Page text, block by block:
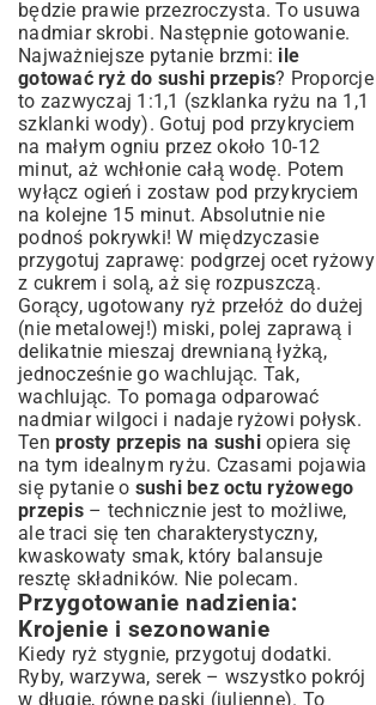
będzie prawie przezroczysta. To usuwa
nadmiar skrobi. Następnie gotowanie.
Najważniejsze pytanie brzmi: ile
gotować ryż do sushi przepis? Proporcje
to zazwyczaj 1:1,1 (szklanka ryżu na 1,1
szklanki wody). Gotuj pod przykryciem
na małym ogniu przez około 10-12
minut, aż wchłonie całą wodę. Potem
wyłącz ogień i zostaw pod przykryciem
na kolejne 15 minut. Absolutnie nie
podnoś pokrywki! W międzyczasie
przygotuj zaprawę: podgrzej ocet ryżowy
z cukrem i solą, aż się rozpuszczą.
Gorący, ugotowany ryż przełóż do dużej
(nie metalowej!) miski, polej zaprawą i
delikatnie mieszaj drewnianą łyżką,
jednocześnie go wachlując. Tak,
wachlując. To pomaga odparować
nadmiar wilgoci i nadaje ryżowi połysk.
Ten prosty przepis na sushiopiera się
na tym idealnym ryżu. Czasami pojawia
się pytanie o sushi bez octu ryżowego
przepis– technicznie jest to możliwe,
ale traci się ten charakterystyczny,
kwaskowaty smak, który balansuje
resztę składników. Nie polecam.
Przygotowanie nadzienia:
Krojenie i sezonowanie
Kiedy ryż stygnie, przygotuj dodatki.
Ryby, warzywa, serek – wszystko pokrój
w długie, równe paski (julienne). To